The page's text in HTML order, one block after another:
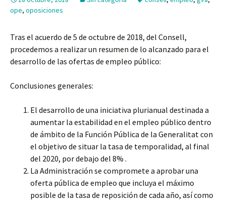
ope, oposiciones
Tras el acuerdo de 5 de octubre de 2018, del Consell,
procedemos a realizar un resumen de lo alcanzado para el
desarrollo de las ofertas de empleo público:
Conclusiones generales:
El desarrollo de una iniciativa plurianual destinada a
aumentar la estabilidad en el empleo público dentro
de ámbito de la Función Pública de la Generalitat con
el objetivo de situar la tasa de temporalidad, al final
del 2020, por debajo del 8% .
La Administración se compromete a aprobar una
oferta pública de empleo que incluya el máximo
posible de la tasa de reposición de cada año, así como